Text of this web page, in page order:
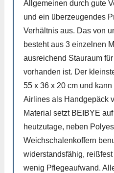
Allgemeinen durch gute
und ein überzeugendes
Verhältnis aus. Das von
besteht aus 3 einzelnen
ausreichend Stauraum
vorhanden ist. Der
55 x 36 x 20 cm und
Airlines als Handgepäck
Material setzt BEIBYE
heutzutage, neben
Weichschalenkoffern
widerstandsfähig,
wenig Pflegeaufwand.